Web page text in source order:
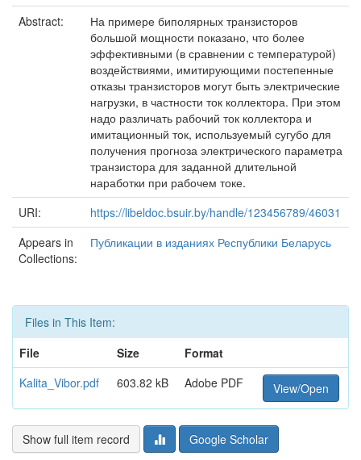
Abstract:
На примере биполярных транзисторов
большой мощности показано, что более
эффективными (в сравнении с температурой)
воздействиями, имитирующими постепенные
отказы транзисторов могут быть электрические
нагрузки, в частности ток коллектора. При этом
надо различать рабочий ток коллектора и
имитационный ток, используемый сугубо для
получения прогноза электрического параметра
транзистора для заданной длительной
наработки при рабочем токе.
URI:
https://libeldoc.bsuir.by/handle/123456789/46031
Appears in
Collections:
Публикации в изданиях Республики Беларусь
Files in This Item:
File
Size
Format
Kalita_Vibor.pdf
603.82 kB Adobe PDF View/Open
Show full item record Google Scholar